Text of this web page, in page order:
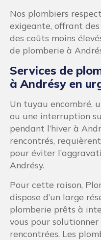
Nos plombiers
exigeante, offrant des
des coûts moins
de plomberie à
Services de
à Andrésy en
Un tuyau encombré,
ou une interruption
pendant l’hiver à
rencontrés,
pour éviter
Andrésy.
Pour cette raison,
dispose d’un large
plomberie prêts à
vous pour
rencontrées. Les